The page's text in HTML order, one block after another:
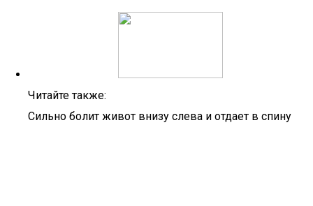
Читайте также:
Сильно болит живот внизу слева и отдает в спину